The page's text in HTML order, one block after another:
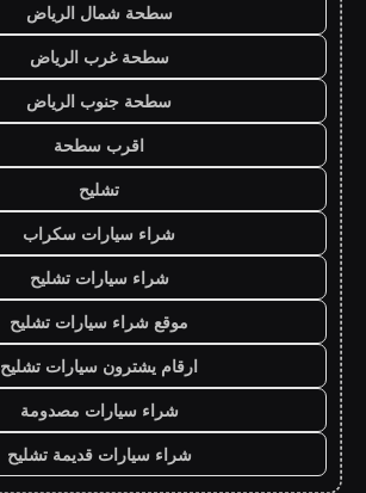
سطحة شمال الرياض
سطحة غرب الرياض
سطحة جنوب الرياض
اقرب سطحة
تشليح
شراء سيارات سكراب
شراء سيارات تشليح
موقع شراء سيارات تشليح
ارقام يشترون سيارات تشليح
شراء سيارات مصدومة
شراء سيارات قديمة تشليح